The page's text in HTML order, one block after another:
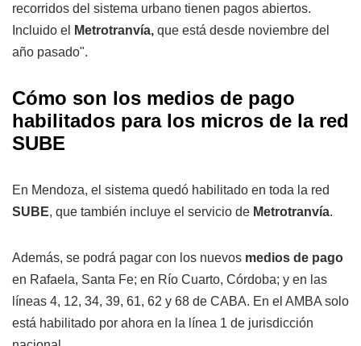
recorridos del sistema urbano tienen pagos abiertos.
Incluido el
Metrotranvía, que está desde noviembre del
año pasado".
Cómo son los medios de pago
habilitados para los micros de la red
SUBE
En Mendoza, el sistema quedó habilitado en toda la red
SUBE, que también incluye el servicio de Metrotranvía.
Además, se podrá pagar con los nuevos medios de pago
en Rafaela, Santa Fe; en Río Cuarto, Córdoba; y en las
líneas 4, 12, 34, 39, 61, 62 y 68 de CABA. En el AMBA solo
está habilitado por ahora en la línea 1 de jurisdicción